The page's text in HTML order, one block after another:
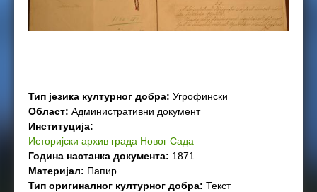
Тип језика културног добра: Угрофински
Област: Административни документ
Институција:
Историјски архив града Новог Сада
Година настанка документа: 1871
Материјал: Папир
Тип оригиналног културног добра: Текст